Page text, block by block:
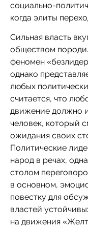
социально-
когда элиты
Сильная власть
обществом
феномен
однако
любых
считается, что
движение должно
человек, который
ожидания своих
Политические
народ в речах,
столом
в основном,
повестку для
властей
на движения